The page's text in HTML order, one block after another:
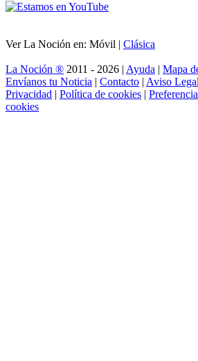
Ver La Noción en: Móvil | Clásica
La Noción ® 2011 - 2026 | Ayuda | Mapa
Envíanos tu Noticia | Contacto | Aviso
Privacidad | Política de cookies |
cookies